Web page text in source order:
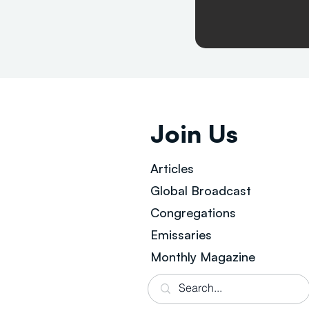
Join Us
Articles
Global Broadcast
Congregations
Emissaries
Monthly Magazine